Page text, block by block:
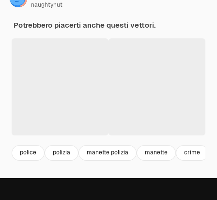
naughtynut
Potrebbero piacerti anche questi vettori.
police polizia manette polizia manette crime